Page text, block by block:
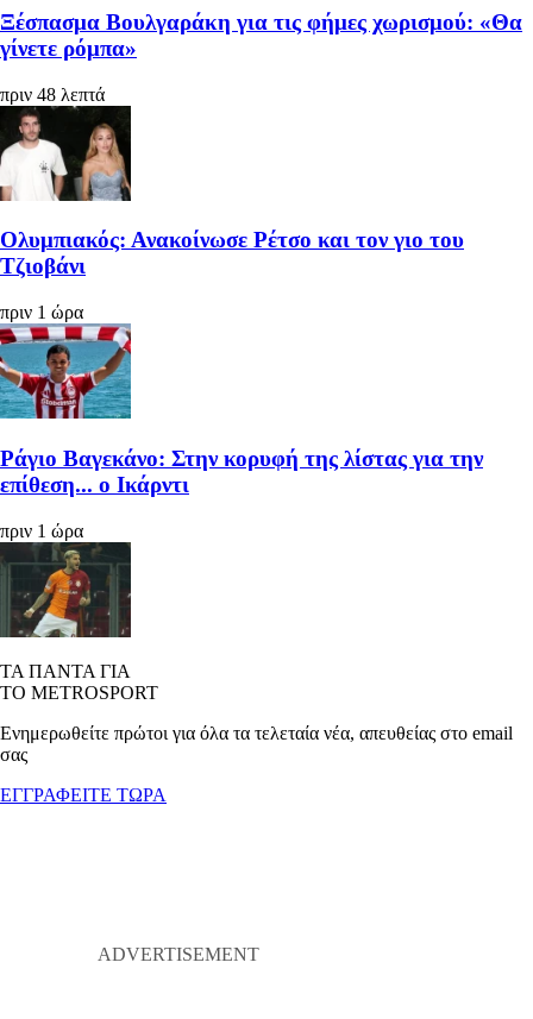
Ξέσπασμα Βουλγαράκη για τις φήμες χωρισμού: «Θα
γίνετε ρόμπα»
πριν 48 λεπτά
Ολυμπιακός: Ανακοίνωσε Ρέτσο και τον γιο του
Τζιοβάνι
πριν 1 ώρα
Ράγιο Βαγεκάνο: Στην κορυφή της λίστας για την
επίθεση... ο Ικάρντι
πριν 1 ώρα
ΤΑ ΠΑΝΤΑ ΓΙΑ
ΤΟ METROSPORT
Ενημερωθείτε πρώτοι για όλα τα τελεταία νέα, απευθείας στο email
σας
ΕΓΓΡΑΦΕΙΤΕ ΤΩΡΑ